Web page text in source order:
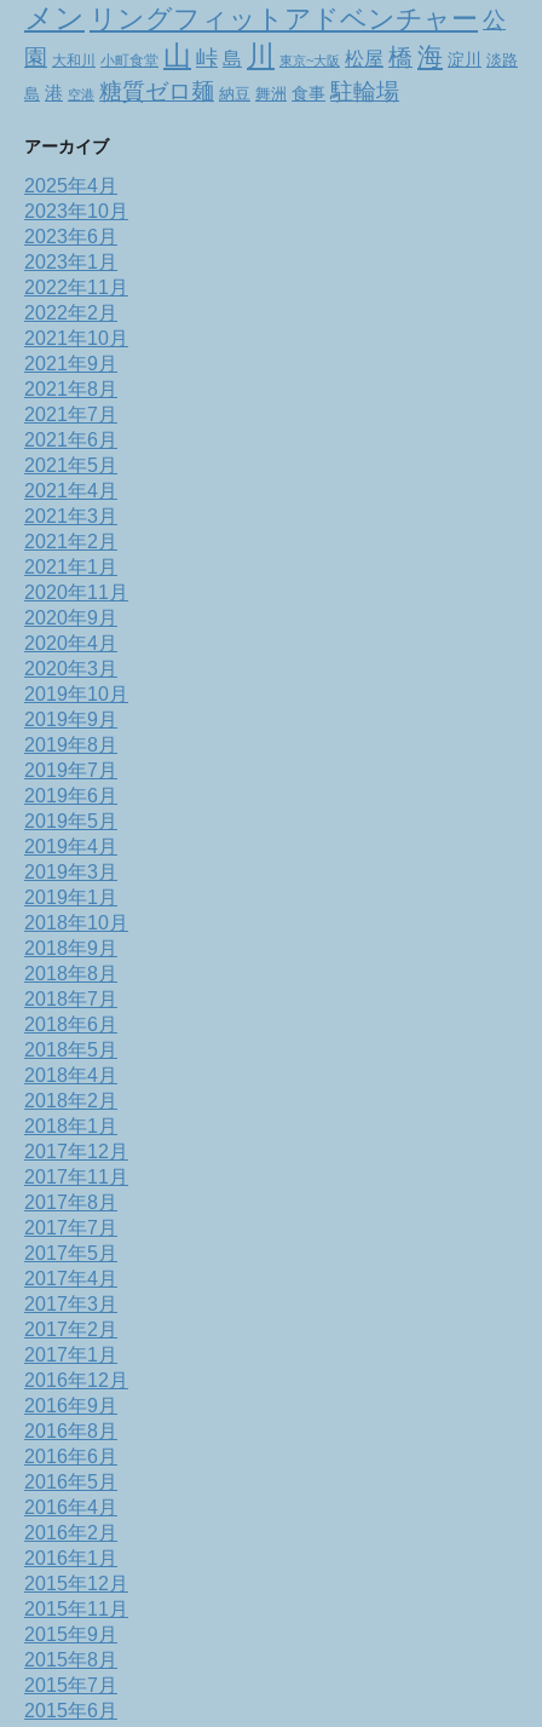
メン リングフィットアドベンチャー 公
園
大和川 小町食堂 山 峠 島 川 東京~大阪 松屋 橋 海 淀川
淡路
島 港 空港 糖質ゼロ麺 納豆 舞洲 食事 駐輪場
アーカイブ
2025年4月
2023年10月
2023年6月
2023年1月
2022年11月
2022年2月
2021年10月
2021年9月
2021年8月
2021年7月
2021年6月
2021年5月
2021年4月
2021年3月
2021年2月
2021年1月
2020年11月
2020年9月
2020年4月
2020年3月
2019年10月
2019年9月
2019年8月
2019年7月
2019年6月
2019年5月
2019年4月
2019年3月
2019年1月
2018年10月
2018年9月
2018年8月
2018年7月
2018年6月
2018年5月
2018年4月
2018年2月
2018年1月
2017年12月
2017年11月
2017年8月
2017年7月
2017年5月
2017年4月
2017年3月
2017年2月
2017年1月
2016年12月
2016年9月
2016年8月
2016年6月
2016年5月
2016年4月
2016年2月
2016年1月
2015年12月
2015年11月
2015年9月
2015年8月
2015年7月
2015年6月